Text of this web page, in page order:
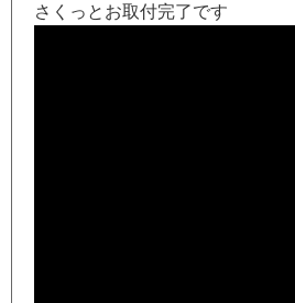
さくっとお取付完了です